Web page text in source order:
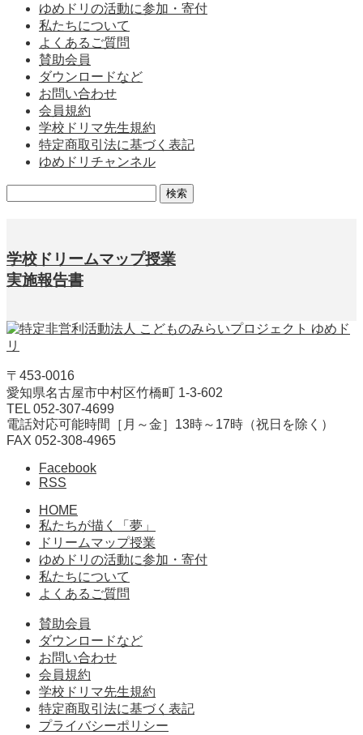
ゆめドリの活動に参加・寄付
私たちについて
よくあるご質問
賛助会員
ダウンロードなど
お問い合わせ
会員規約
学校ドリマ先生規約
特定商取引法に基づく表記
ゆめドリチャンネル
学校ドリームマップ授業
実施報告書
〒453-0016
愛知県名古屋市中村区竹橋町 1-3-602
TEL 052-307-4699
電話対応可能時間［月～金］13時～17時（祝日を除く）
FAX 052-308-4965
Facebook
RSS
HOME
私たちが描く「夢」
ドリームマップ授業
ゆめドリの活動に参加・寄付
私たちについて
よくあるご質問
賛助会員
ダウンロードなど
お問い合わせ
会員規約
学校ドリマ先生規約
特定商取引法に基づく表記
プライバシーポリシー